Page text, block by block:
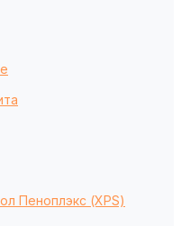
Пеноплэкс (XPS)